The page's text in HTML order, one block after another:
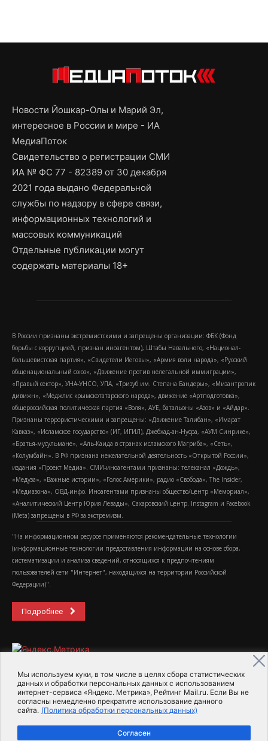
Мы используем куки, в том числе в целях сбора статистических
данных и обработки персональных данных с использованием
интернет-сервиса «Яндекс. Метрика», Рейтинг Mail.ru. Если Вы не
согласны немедленно прекратите использование данного
сайта. (Политика обработки персональных данных)
Согласен
Новости Йошкар-Олы и Марий Эл,
интересное в России и мире - ИА
МедиаПоток
Свидетельство о регистрации СМИ
ИА № ФС 77 - 82389 от 30 декабря
2021 года выдано Федеральной
службы по надзору в сфере связи,
информационных технологий и
массовых коммуникаций
Отдельные публикации могут
содержать материалы 18+
В России признаны экстремистскими и запрещены организации: ФБК (Фонд
борьбы с коррупцией, признан иноагентом), Штабы Навального, «Национал-
большевистская партия», «Свидетели Иеговы», «Армия воли народа», «Русский
общенациональный союз», «Движение против нелегальной иммиграции»,
«Правый сектор», УНА-УНСО, УПА, «Тризуб им. Степана Бандеры», «Мизантропик
дивижн», «Меджлис крымскотатарского народа», движение «Артподготовка»,
общероссийская политическая партия «Воля», АУЕ, батальоны «Азов» и «Айдар».
Признаны террористическими и запрещены: «Движение Талибан», «Имарат
Кавказ», «Исламское государство» (ИГ, ИГИЛ), Джебхад-ан-Нусра, «АУМ Синрике»,
«Братья-мусульмане», «Аль-Каида в странах исламского Магриба», «Сеть»,
«Колумбайн». В РФ признана нежелательной деятельность «Открытой России»,
издания «Проект Медиа». СМИ-иноагентами признаны: телеканал «Дождь»,
«Медуза», «Важные истории», «Голос Америки», радио «Свобода», The Insider,
«Медиазона», ОВД-инфо. Иноагентами признаны общество/центр «Мемориал»,
«Аналитический Центр Юрия Левады», Сахаровский центр. Instagram и Facebook
(Metа) запрещены в РФ за экстремизм.
"На информационном ресурсе применяются рекомендательные технологии
(информационные технологии предоставления информации на основе сбора,
систематизации и анализа сведений, относящихся к предпочтениям
пользователей сети "Интернет", находящихся на территории Российской
Федерации)".
Подробнее
2015-2026- Информационное агентство МедиаПоток
Для справки Об издании
Пользовательское соглашение
Политика обработки персональных данных